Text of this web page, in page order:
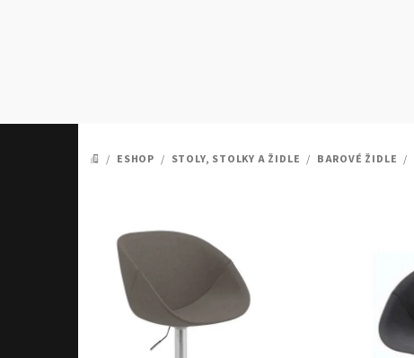
DOMŮ
/ ESHOP / STOLY, STOLKY A ŽIDLE / BAROVÉ ŽIDLE /